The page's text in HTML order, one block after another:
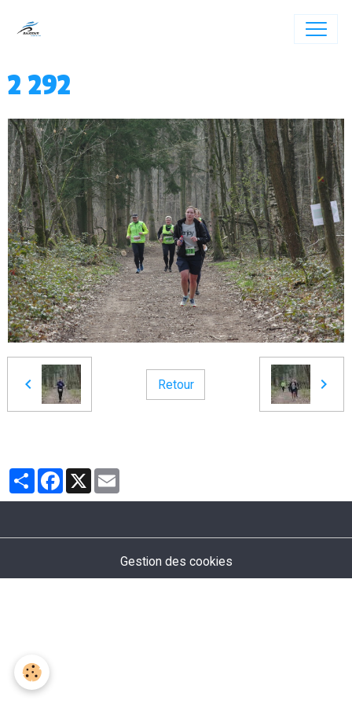
2 292
Retour
PartagerFacebook
X
Gestion des cookies